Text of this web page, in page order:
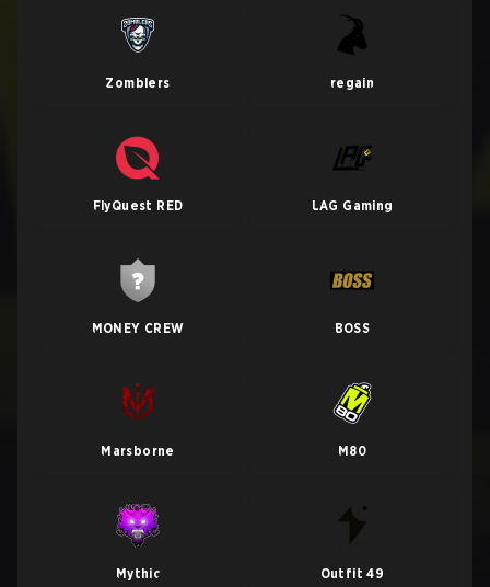
Zomblers regain
FlyQuest RED LAG Gaming
MONEY CREW BOSS
Marsborne M80
Mythic Outfit 49